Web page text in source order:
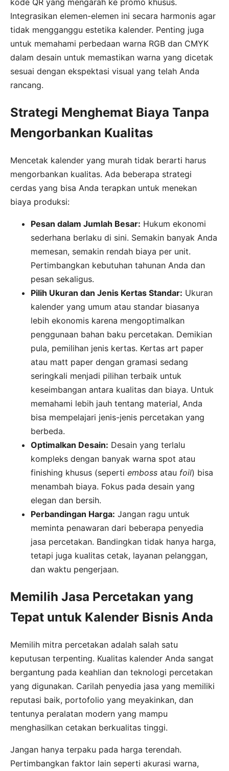
kode QR yang mengarah ke promo khusus.
Integrasikan elemen-elemen ini secara harmonis agar
tidak mengganggu estetika kalender. Penting juga
untuk memahami perbedaan warna RGB dan CMYK
dalam desain untuk memastikan warna yang dicetak
sesuai dengan ekspektasi visual yang telah Anda
rancang.
Strategi Menghemat Biaya Tanpa
Mengorbankan Kualitas
Mencetak kalender yang murah tidak berarti harus
mengorbankan kualitas. Ada beberapa strategi
cerdas yang bisa Anda terapkan untuk menekan
biaya produksi:
Pesan dalam Jumlah Besar: Hukum ekonomi
sederhana berlaku di sini. Semakin banyak Anda
memesan, semakin rendah biaya per unit.
Pertimbangkan kebutuhan tahunan Anda dan
pesan sekaligus.
Pilih Ukuran dan Jenis Kertas Standar: Ukuran
kalender yang umum atau standar biasanya
lebih ekonomis karena mengoptimalkan
penggunaan bahan baku percetakan. Demikian
pula, pemilihan jenis kertas. Kertas art paper
atau matt paper dengan gramasi sedang
seringkali menjadi pilihan terbaik untuk
keseimbangan antara kualitas dan biaya. Untuk
memahami lebih jauh tentang material, Anda
bisa mempelajari jenis-jenis percetakan yang
berbeda.
Optimalkan Desain: Desain yang terlalu
kompleks dengan banyak warna spot atau
finishing khusus (seperti emboss atau foil) bisa
menambah biaya. Fokus pada desain yang
elegan dan bersih.
Perbandingan Harga: Jangan ragu untuk
meminta penawaran dari beberapa penyedia
jasa percetakan. Bandingkan tidak hanya harga,
tetapi juga kualitas cetak, layanan pelanggan,
dan waktu pengerjaan.
Memilih Jasa Percetakan yang
Tepat untuk Kalender Bisnis Anda
Memilih mitra percetakan adalah salah satu
keputusan terpenting. Kualitas kalender Anda sangat
bergantung pada keahlian dan teknologi percetakan
yang digunakan. Carilah penyedia jasa yang memiliki
reputasi baik, portofolio yang meyakinkan, dan
tentunya peralatan modern yang mampu
menghasilkan cetakan berkualitas tinggi.
Jangan hanya terpaku pada harga terendah.
Pertimbangkan faktor lain seperti akurasi warna,